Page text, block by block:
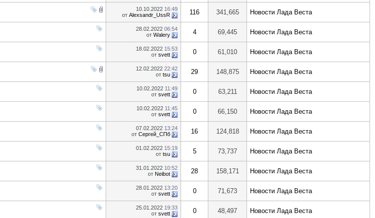
10.10.2022 16:49
от Alexsandr_UssR 116 341,665 Новости Лада Веста
28.02.2022 06:54
от Walery 4 69,445 Новости Лада Веста
18.02.2022 15:53
от svett 0 61,010 Новости Лада Веста
12.02.2022 22:42
от tsu 29 148,875 Новости Лада Веста
10.02.2022 11:49
от svett 0 63,211 Новости Лада Веста
10.02.2022 11:45
от svett 0 66,150 Новости Лада Веста
07.02.2022 13:24
от Сергей_СПб 16 124,818 Новости Лада Веста
01.02.2022 15:19
от tsu 5 73,737 Новости Лада Веста
31.01.2022 10:52
от Neibot 28 158,171 Новости Лада Веста
28.01.2022 13:20
от svett 0 71,673 Новости Лада Веста
25.01.2022 19:33
от svett 0 48,497 Новости Лада Веста